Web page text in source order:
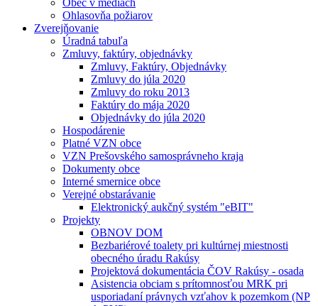
Obec v médiach
Ohlasovňa požiarov
Zverejňovanie
Úradná tabuľa
Zmluvy, faktúry, objednávky
Zmluvy, Faktúry, Objednávky
Zmluvy do júla 2020
Zmluvy do roku 2013
Faktúry do mája 2020
Objednávky do júla 2020
Hospodárenie
Platné VZN obce
VZN Prešovského samosprávneho kraja
Dokumenty obce
Interné smernice obce
Verejné obstarávanie
Elektronický aukčný systém "eBIT"
Projekty
OBNOV DOM
Bezbariérové toalety pri kultúrnej miestnosti
obecného úradu Rakúsy
Projektová dokumentácia ČOV Rakúsy - osada
Asistencia obciam s prítomnosťou MRK pri
usporiadaní právnych vzťahov k pozemkom (NP